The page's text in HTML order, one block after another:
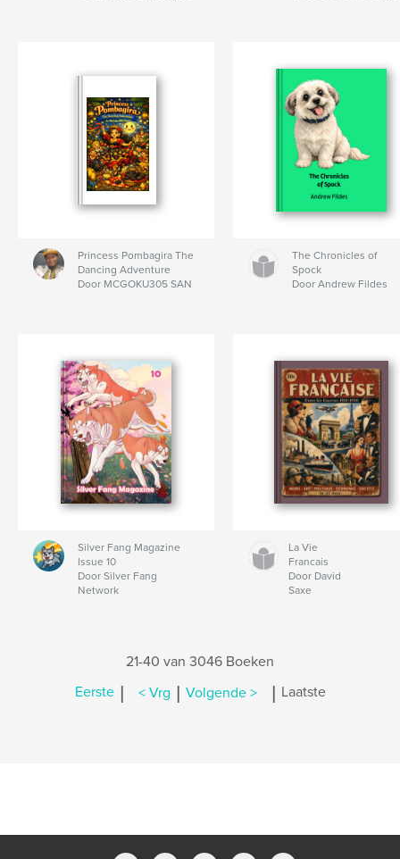
Princess Pombagira The
Dancing Adventure
Door MCGOKU305 SAN
The Chronicles of
Spock
Door Andrew Fildes
Silver Fang Magazine
Issue 10
Door Silver Fang
Network
La Vie
Francais
Door David
Saxe
21-40 van 3046 Boeken
Eerste | < Vrg | Volgende > | Laatste